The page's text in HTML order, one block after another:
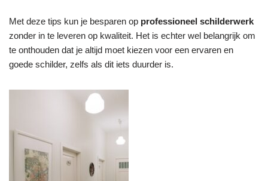
Met deze tips kun je besparen op professioneel schilderwerk
zonder in te leveren op kwaliteit. Het is echter wel belangrijk om
te onthouden dat je altijd moet kiezen voor een ervaren en
goede schilder, zelfs als dit iets duurder is.